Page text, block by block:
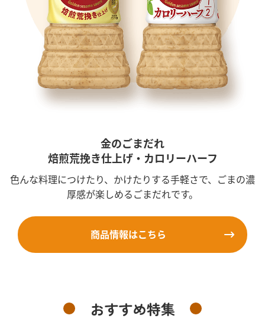
金のごまだれ
焙煎荒挽き仕上げ・カロリーハーフ
色んな料理につけたり、かけたりする手軽さで、ごまの濃
厚感が楽しめるごまだれです。
商品情報はこちら
おすすめ特集